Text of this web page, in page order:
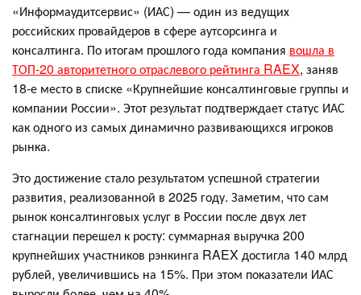
«Информаудитсервис» (ИАС) — один из ведущих
российских провайдеров в сфере аутсорсинга и
консалтинга. По итогам прошлого года компания вошла в
ТОП-20 авторитетного отраслевого рейтинга RAEX, заняв
18-е место в списке «Крупнейшие консалтинговые группы и
компании России». Этот результат подтверждает статус ИАС
как одного из самых динамично развивающихся игроков
рынка.
Это достижение стало результатом успешной стратегии
развития, реализованной в 2025 году. Заметим, что сам
рынок консалтинговых услуг в России после двух лет
стагнации перешел к росту: суммарная выручка 200
крупнейших участников рэнкинга RAEX достигла 140 млрд
рублей, увеличившись на 15%. При этом показатели ИАС